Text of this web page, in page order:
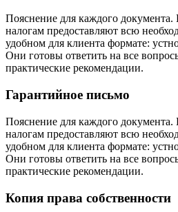
Пояснение для каждого
налогам предоставляют всю
удобном для клиента формате:
Они готовы ответить на все
практические рекомендации.
Гарантийное письмо
Пояснение для каждого
налогам предоставляют всю
удобном для клиента формате:
Они готовы ответить на все
практические рекомендации.
Копия права собственности